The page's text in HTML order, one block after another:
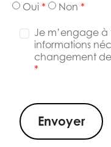
Oui
Non
Je m’engage à
informations
changement
Envoyer